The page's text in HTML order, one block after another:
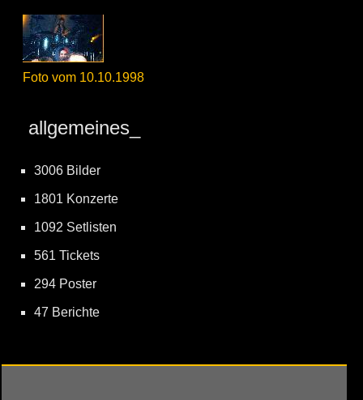
Foto vom 10.10.1998
allgemeines_
3006 Bilder
1801 Konzerte
1092 Setlisten
561 Tickets
294 Poster
47 Berichte